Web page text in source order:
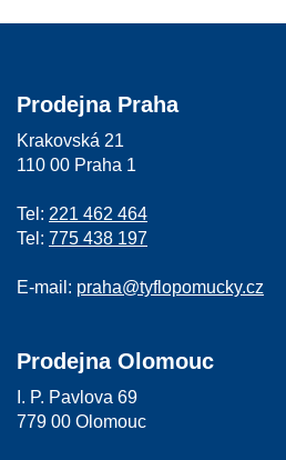
Prodejna Praha
Krakovská 21
110 00 Praha 1
Tel: 221 462 464
Tel: 775 438 197
E-mail: praha@tyflopomucky.cz
Prodejna Olomouc
I. P. Pavlova 69
779 00 Olomouc